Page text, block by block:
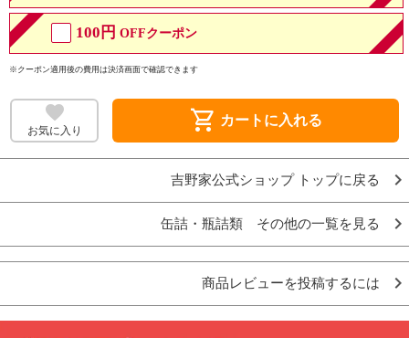
100円 OFFクーポン
※クーポン適用後の費用は決済画面で確認できます
お気に入り shopping_cart カートに入れる
吉野家公式ショップ トップに戻る
缶詰・瓶詰類 その他の一覧を見る
商品レビューを投稿するには